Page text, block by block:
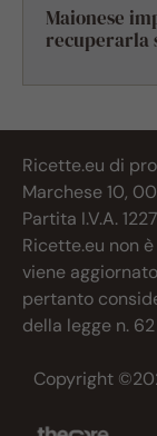
Maionese
recuperarla
Ricette.eu di
Marchese 10,
Partita I.V.A.
Ricette.eu non
viene
pertanto
della legge n.
Copyright